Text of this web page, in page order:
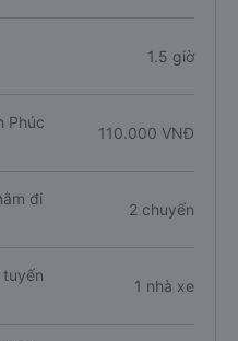
1.5 giờ
Phúc
110.000 VNĐ
đi
2 chuyến
tuyến
1 nhà xe